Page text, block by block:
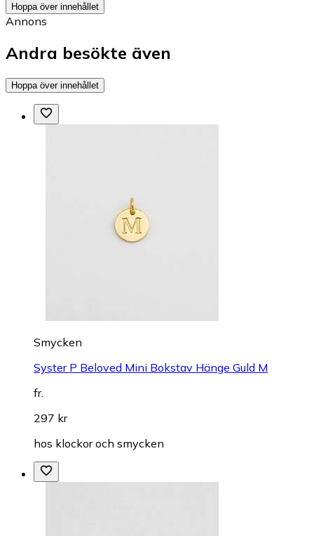
Hoppa över innehållet
Annons
Andra besökte även
Hoppa över innehållet
Smycken
Syster P Beloved Mini Bokstav Hänge Guld M
fr.
297 kr
hos klockor och smycken